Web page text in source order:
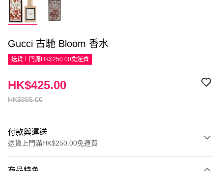
Gucci 古馳 Bloom 香水
送貨上門滿HK$250.00免運費
HK$855.00
HK$425.00
付款與運送
送貨上門滿HK$250.00免運費